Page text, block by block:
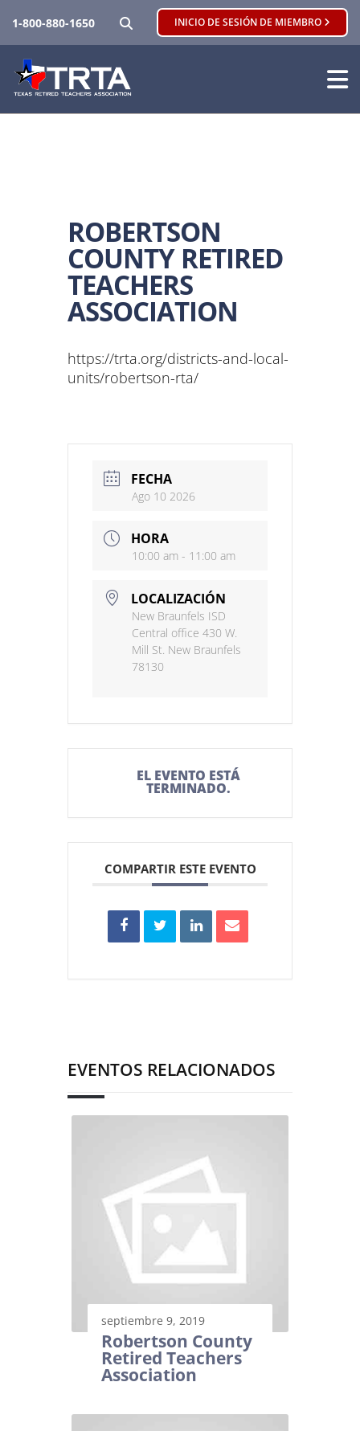
1-800-880-1650 BUSCARINICIO DE SESIÓN DE MIEMBRO
ROBERTSON
COUNTY RETIRED
TEACHERS
ASSOCIATION
https://trta.org/districts-and-local-
units/robertson-rta/
FECHA
Ago 10 2026
HORA
10:00 am - 11:00 am
LOCALIZACIÓN
New Braunfels ISD
Central office 430 W.
Mill St. New Braunfels
78130
EL EVENTO ESTÁ
TERMINADO.
COMPARTIR ESTE EVENTO
EVENTOS RELACIONADOS
septiembre 9, 2019
Robertson County
Retired Teachers
Association